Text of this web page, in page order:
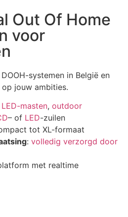
Out Of Home
voor
systemen in België en
jouw ambities.
LED-masten, outdoor
– of LED-zuilen
tot XL-formaat
: volledig verzorgd door
met realtime